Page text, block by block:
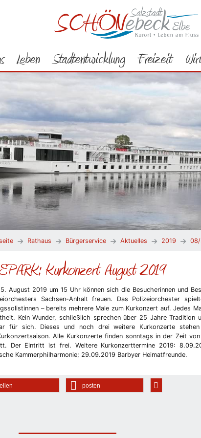
Leben Stadtentwicklung Freizeit
Rathaus Bürgerservice Aktuelles 2019 08/
Kurkonzert August 2019
August 2019 um 15 Uhr können sich die Besucherinnen und
Sachsen-Anhalt freuen. Das Polizeiorchester
– bereits mehrere Male zum Kurkonzert auf. Jedes
Kein Wunder, schließlich sprechen über 25 Jahre Tradition
für sich. Dieses und noch drei weitere Kurkonzerte
Alle Kurkonzerte finden sonntags in der Zeit
Der Eintritt ist frei. Weitere Kurkonzerttermine 2019:
Kammerphilharmonie; 29.09.2019 Barbyer Heimatfreunde.
posten